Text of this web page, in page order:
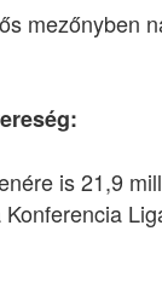
mezőnyben
is 21,9